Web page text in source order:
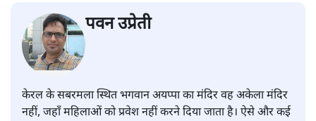
पवन उप्रेती
केरल के सबरमला स्थित भगवान अयप्पा का मंदिर वह अकेला मंदिर
नहीं, जहाँ महिलाओं को प्रवेश नहीं करने दिया जाता है। ऐसे और कई